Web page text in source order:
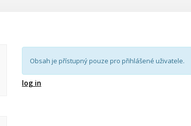
Obsah je přístupný pouze pro přihlášené uživatele.
log in